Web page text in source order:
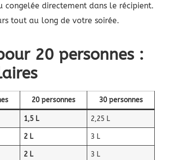
directement dans le récipient.
tout au long de votre soirée.
20 personnes :
20 personnes 30 personnes
1,5 L 2,25 L
2 L 3 L
2 L 3 L